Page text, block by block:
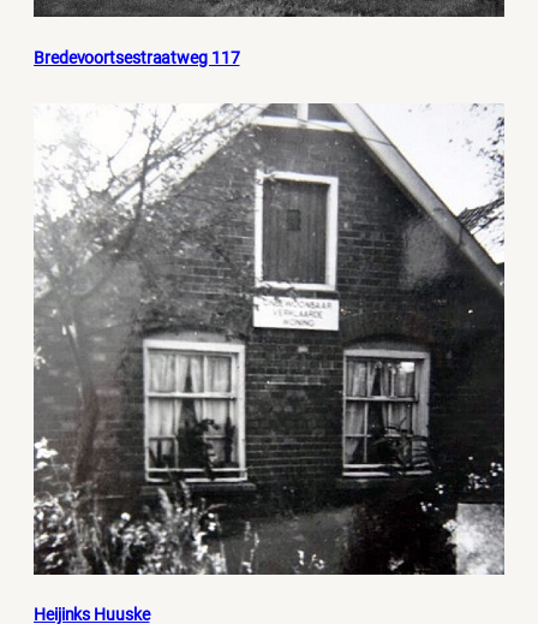
Bredevoortsestraatweg 117
Heijinks Huuske